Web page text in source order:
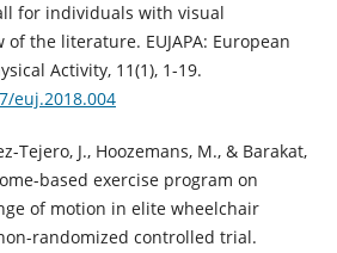
for individuals with visual
the literature. EUJAPA: European
Activity, 11(1), 1-19.
euj.2018.004
Tejero, J., Hoozemans, M., & Barakat,
based exercise program on
of motion in elite wheelchair
randomized controlled trial.